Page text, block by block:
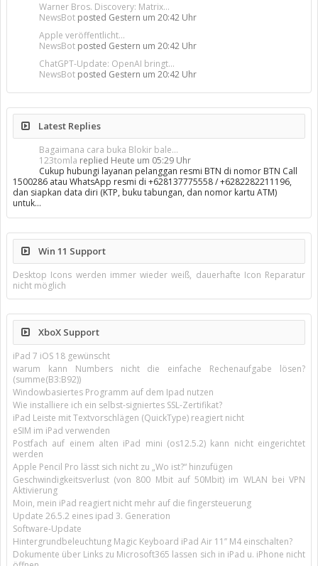
Warner Bros. Discovery: Matrix...
NewsBot posted Gestern um 20:42 Uhr
Apple veröffentlicht...
NewsBot posted Gestern um 20:42 Uhr
ChatGPT-Update: OpenAI bringt...
NewsBot posted Gestern um 20:42 Uhr
Latest Replies
Bagaimana cara buka Blokir bale...
123tomla replied Heute um 05:29 Uhr
Cukup hubungi layanan pelanggan resmi BTN di nomor BTN Call
1500286 atau WhatsApp resmi di +628137775558 / +6282282211196,
dan siapkan data diri (KTP, buku tabungan, dan nomor kartu ATM)
untuk…
Win 11 Support
Desktop Icons werden immer wieder weiß, dauerhafte Icon Reparatur
nicht möglich
XboX Support
iPad 7 iOS 18 gewünscht
warum kann Numbers nicht die einfache Rechenaufgabe lösen?
(summe(B3:B92))
Windowbasiertes Programm auf dem Ipad nutzen
Wie installiere ich ein selbst-signiertes SSL-Zertifikat?
iPad Leiste mit Textvorschlägen (QuickType) reagiert nicht
eSIM im iPad verwenden
Postfach auf einem alten iPad mini (os12.5.2) kann nicht eingerichtet
werden
Apple Pencil Pro lässt sich nicht zu „Wo ist?“ hinzufügen
Geschwindigkeitsverlust (von 800 Mbit auf 50Mbit) im WLAN bei VPN
Aktivierung
Moin, mein iPad reagiert nicht mehr auf die fingersteuerung
Update 26.5.2 eines ipad 3. Generation
Software-Update
Hintergrundbeleuchtung Magic Keyboard iPad Air 11’’ M4 einschalten?
Dokumente über Links zu Microsoft365 lassen sich in iPad u. iPhone nicht